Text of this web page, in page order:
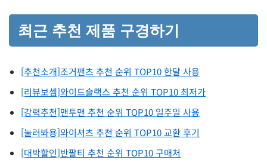
최근 추천 제품 구경하기
[추천소개]조거팬츠 추천 순위 TOP10 한달 사용
[리뷰보셈]와이드슬랙스 추천 순위 TOP10 최저가
[강력추천]맨투맨 추천 순위 TOP10 일주일 사용
[눌러봐용]와이셔츠 추천 순위 TOP10 교환 후기
[대박할인]반팔티 추천 순위 TOP10 구매처